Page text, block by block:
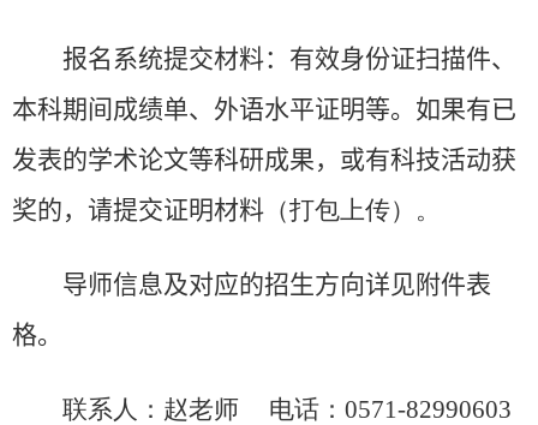
报名系统提交材料：有效身份证扫描件、
本科期间成绩单、外语水平证明等。如果有已
发表的学术论文等科研成果，或有科技活动获
奖的，请提交证明材料 （打包上传） 。
导师信息及对应的招生方向详见附件表
格。
联系人：赵老师 电话 ：0571-82990603